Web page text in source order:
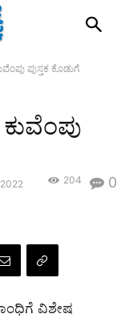
ಪುಸ್ತಕ ಕೊಡುಗೆ
0
204
ವಿಶೇಷ